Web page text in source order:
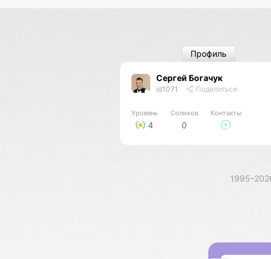
Сергей Богачук
id1071 Поделиться
Уровень
4
Соликов
0
Контакты
Профиль